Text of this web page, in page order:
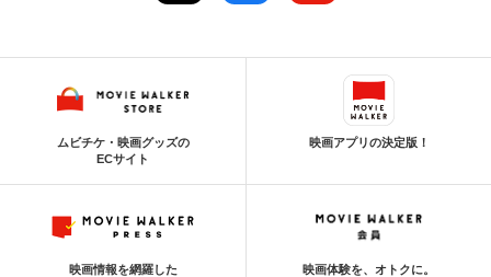
ムビチケ・映画グッズの
ECサイト
映画アプリの決定版！
映画情報を網羅した
映画体験を、オトクに。